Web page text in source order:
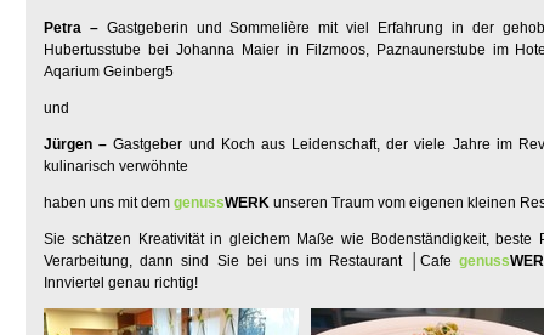
Petra – Gastgeberin und Sommelière mit viel Erfahrung in der
Hubertusstube bei Johanna Maier in Filzmoos, Paznaunerstube im
Aqarium Geinberg5
und
Jürgen –Gastgeber und Koch aus Leidenschaft, der viele Jahre im
kulinarisch verwöhnte
haben uns mit dem genussWERK unseren Traum vom eigenen kleinen
Sie schätzen Kreativität in gleichem Maße wie Bodenständigkeit, beste
Verarbeitung, dann sind Sie bei uns im Restaurant │Cafe genuss
Innviertel genau richtig!